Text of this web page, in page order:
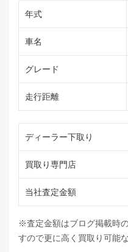
年式
車名
グレード
走行距離
ディーラー下取り
買取り専門店
当社査定金額
※査定金額はブログ掲載時
すので更に高く買取り可能